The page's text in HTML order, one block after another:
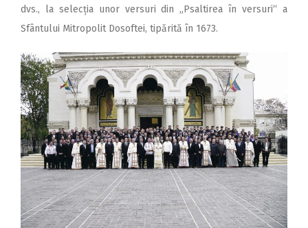
dvs., la selecția unor versuri din „Psaltirea în versuri“ a
Sfântului Mitropolit Dosoftei, tipărită în 1673.